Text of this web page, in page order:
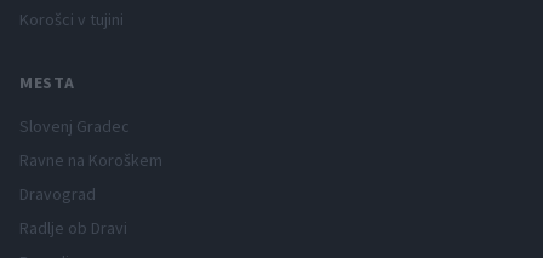
Korošci v tujini
MESTA
Slovenj Gradec
Ravne na Koroškem
Dravograd
Radlje ob Dravi